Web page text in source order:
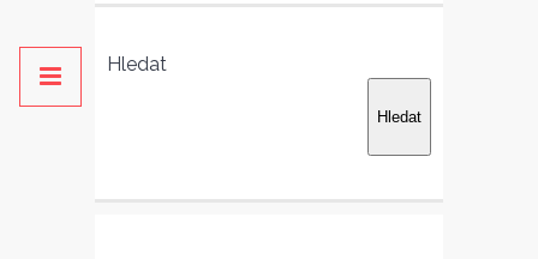
wellness
Hledat
Hledat